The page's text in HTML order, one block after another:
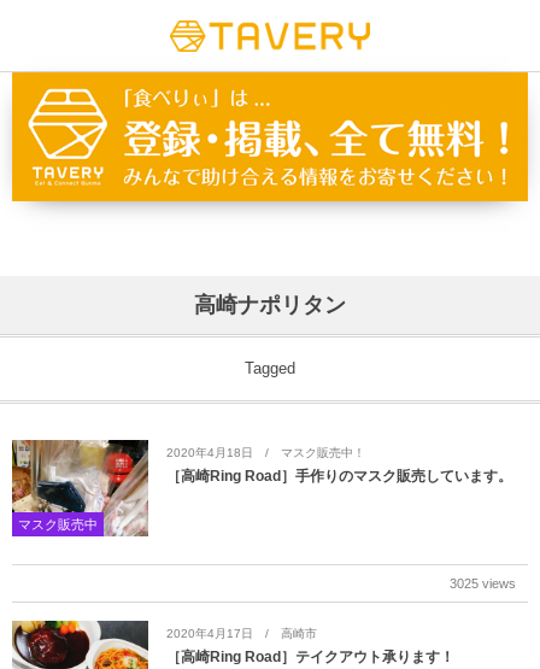
高崎ナポリタン
Tagged
マスク販売中
2020年4月18日 マスク販売中！
［高崎Ring Road］手作りのマスク販売しています。
3025 views
2020年4月17日 高崎市
［高崎Ring Road］テイクアウト承ります！